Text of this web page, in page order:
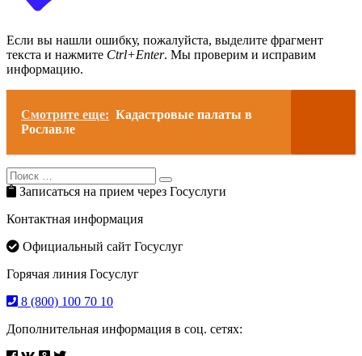
Если вы нашли ошибку, пожалуйста, выделите фрагмент
текста и нажмите Ctrl+Enter. Мы проверим и исправим
информацию.
Смотрите еще: Кадастровые палаты в
Рославле
Search
for:
Search
Записаться на прием через Госуслуги
Контактная информация
Официальный сайт Госуслуг
Горячая линия Госуслуг
8 (800) 100 70 10
Дополнительная информация в соц. сетях: